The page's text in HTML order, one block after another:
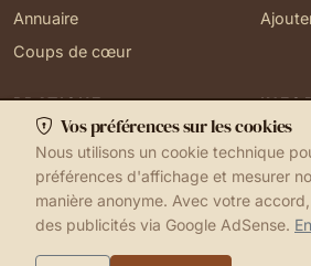
Annuaire
Coups de cœur
PRATIQUE
Ma localisation
Gérer mes cookies
Vos préférences sur les cookies
Nous utilisons un cookie technique
préférences d'affichage et mesurer
manière anonyme. Avec votre
des publicités via Google AdSense.